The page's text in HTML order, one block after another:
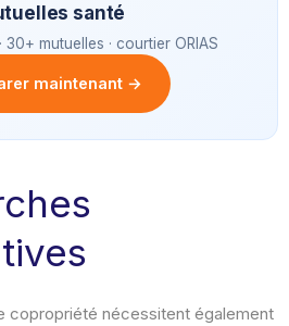
santé
30+ mutuelles · courtier ORIAS
maintenant →
copropriété nécessitent également